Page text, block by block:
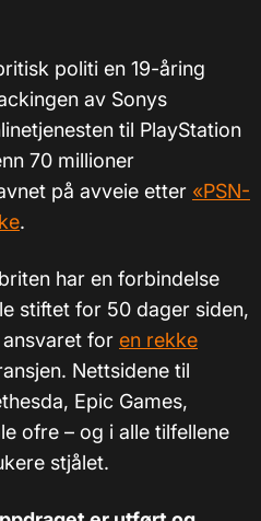
politi en 19-åring
av Sonys
til PlayStation
70 millioner
på avveie etter «PSN-
.
har en forbindelse
stiftet for 50 dager siden,
for en rekke
Nettsidene til
Epic Games,
ofre – og i alle tilfellene
stjålet.